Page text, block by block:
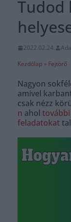
Tudod
2022.02.24.
Kezdőlap » Fejtörő
Nagyon
amivel
csak nézz
n ahol
feladatokat